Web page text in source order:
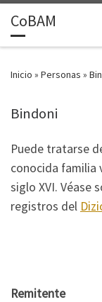
Saltar al contenido
CoBAM
Inicio » Personas »
Bindoni
Puede tratarse
conocida familia
siglo XVI. Véase
registros del
Remitente